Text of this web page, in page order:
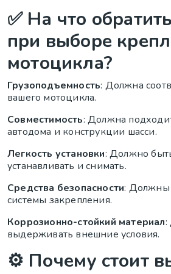
✅ На что
при выборе
мотоцикла?
Грузоподъемность: Должна
вашего мотоцикла.
Совместимость: Должна
автодома и конструкции шасси.
Легкость установки: Должно
устанавливать и снимать.
Средства безопасности: Должны
системы закрепления.
Коррозионно-стойкий материал:
выдерживать внешние условия.
⚙️ Почему стоит